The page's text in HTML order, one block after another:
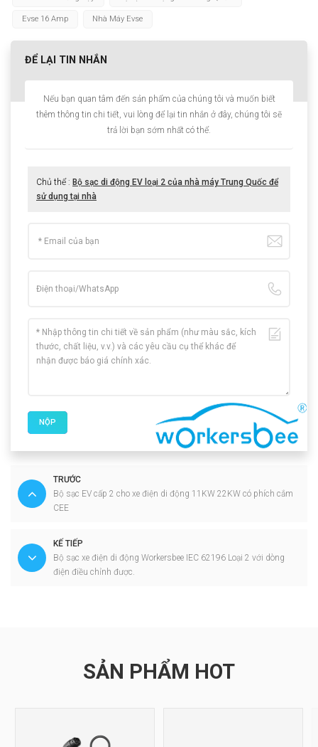
Evse 16 Amp Nhà Máy Evse
ĐỂ LẠI TIN NHẮN
Nếu bạn quan tâm đến sản phẩm của chúng tôi và muốn biết
thêm thông tin chi tiết, vui lòng để lại tin nhắn ở đây, chúng tôi sẽ
trả lời bạn sớm nhất có thể.
Chủ thể : Bộ sạc di động EV loại 2 của nhà máy Trung Quốc để
sử dụng tại nhà
NỘP
TRƯỚC
Bộ sạc EV cấp 2 cho xe điện di động 11KW 22KW có phích cắm
CEE
KẾ TIẾP
Bộ sạc xe điện di động Workersbee IEC 62196 Loại 2 với dòng
điện điều chỉnh được.
SẢN PHẨM HOT